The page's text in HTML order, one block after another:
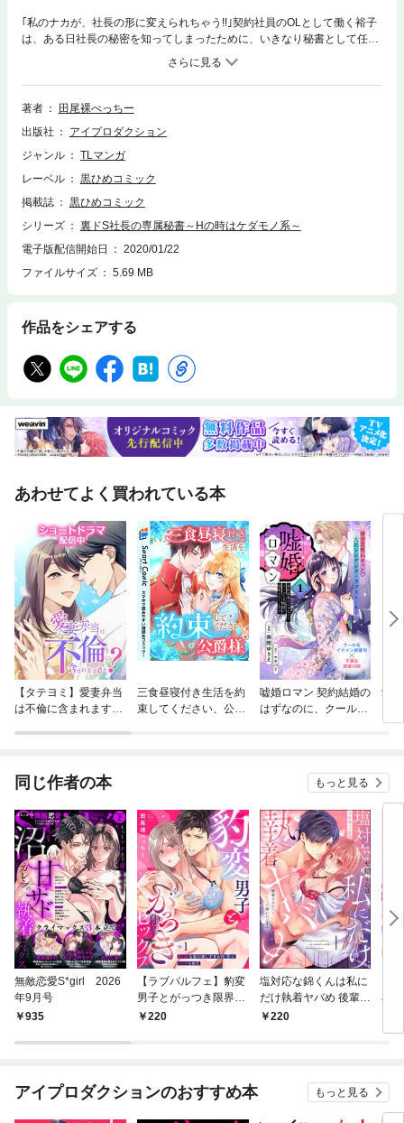
｢私のナカが、社長の形に変えられちゃう!!｣契約社員のOLとして働く裕子
は、ある日社長の秘密を知ってしまったために、いきなり秘書として任命
されてしまう。社長の秘密にとまどうも、ある時は女性よりも繊細で、男
性よりも野獣系。Hの時も猛々しくてエロティック…謎めいた社長に、す
っかり心とカラダが飼いならされてしまって…
著者
田尾裸べっちー
出版社
アイプロダクション
ジャンル
TLマンガ
レーベル
黒ひめコミック
掲載誌
黒ひめコミック
シリーズ
裏ドS社長の専属秘書～Hの時はケダモノ系～
電子版配信開始日
2020/01/22
ファイルサイズ
5.69 MB
作品をシェアする
あわせてよく買われている本
【タテヨミ】愛妻弁当
は不倫に含まれます
三食昼寝付き生活を約
束してください、公爵
嘘婚ロマン 契約結婚の
はずなのに、クールな
愛
同じ作者の本 もっと見る
無敵恋愛S*girl 2026
年9月号
935
【ラブパルフェ】豹変
男子とがっつき限界セ
ックス～野獣な彼の激
220
塩対応な錦くんは私に
だけ執着ヤバめ 後輩と
の激イキSEXで囲われ
220
アイプロダクションのおすすめ本 もっと見る